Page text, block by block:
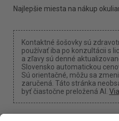
Najlepšie miesta na nákup
Kontaktné šošovky sú
používať iba po konzultácii s
a zľavy sú denné
Slovensko automatickou
Sú orientačné, môžu sa
zaručená. Táto stránka
byť čiastočne preložená AI.